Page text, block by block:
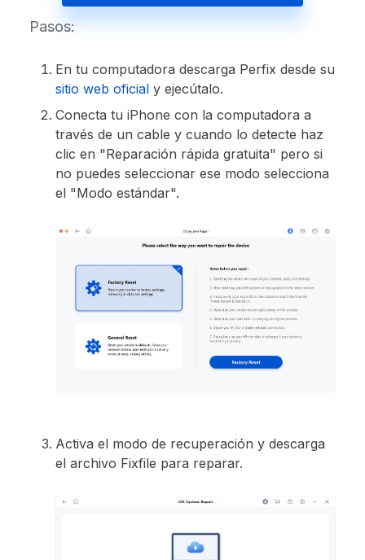
Pasos:
En tu computadora descarga Perfix desde su
sitio web oficial y ejecútalo.
Conecta tu iPhone con la computadora a
través de un cable y cuando lo detecte haz
clic en "Reparación rápida gratuita" pero si
no puedes seleccionar ese modo selecciona
el "Modo estándar".
Activa el modo de recuperación y descarga
el archivo Fixfile para reparar.